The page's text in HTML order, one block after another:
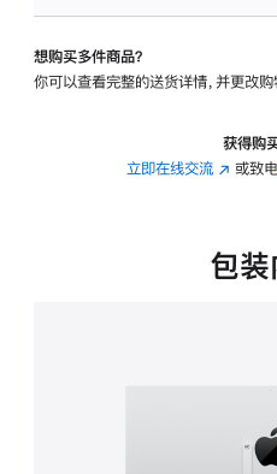
转
的
想购买多件商品？
你可以查看完整的送货详情，并更改购
获得购
立即在线交流 (在
中
或致电
包装